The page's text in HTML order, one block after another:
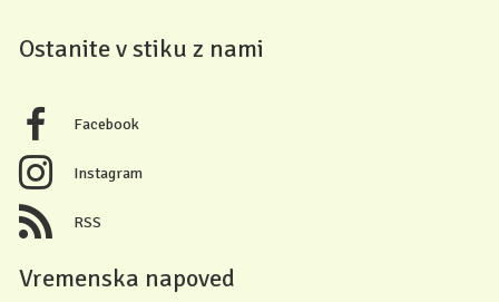
Ostanite v stiku z nami
Facebook
Instagram
RSS
Vremenska napoved